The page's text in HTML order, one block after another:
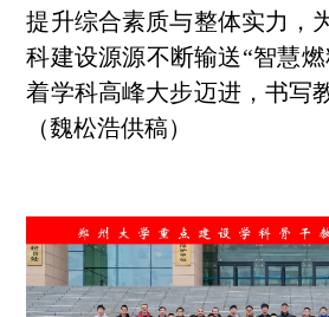
提升综合素质与整体实力，
科建设源源不断输送“智慧
着学科高峰大步迈进，书写
（魏松浩供稿）